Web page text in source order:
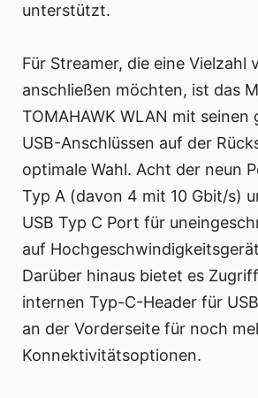
unterstützt.
Für Streamer, die eine Vielzahl
anschließen möchten, ist das
TOMAHAWK WLAN mit seinen
USB-Anschlüssen auf der
optimale Wahl. Acht der neun
Typ A (davon 4 mit 10 Gbit/s)
USB Typ C Port für
auf
Darüber hinaus bietet es
internen Typ-C-Header für
an der Vorderseite für noch
Konnektivitätsoptionen.